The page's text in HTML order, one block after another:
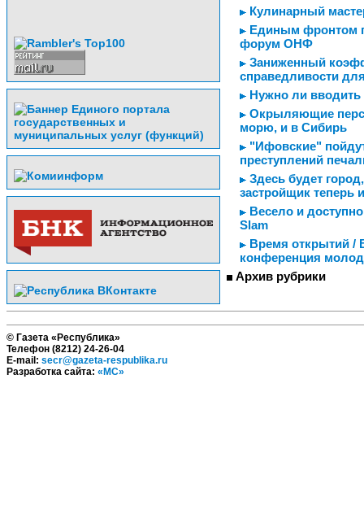
Кулинарный
Единым фронтом
форум ОНФ
Заниженный
справедливости
Нужно ли
Окрыляющие
морю, и в Сибирь
"Ифовские"
преступлений
Здесь будет
застройщик теперь
Весело и
Slam
Время открытий /
конференция
Архив рубрики
© Газета «Республика»
Телефон (8212) 24-26-04
E-mail: secr@gazeta-respublika.ru
Разработка сайта: «МС»